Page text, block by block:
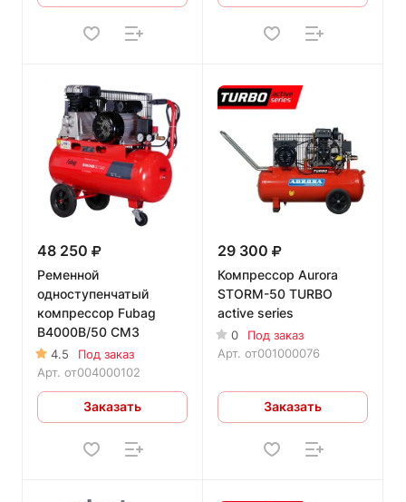
48 250
Ременной
одноступенчатый
компрессор Fubag
B4000B/50 CM3
4.5
Под заказ
Арт. от004000102
Заказать
29 300
Компрессор Aurora
STORM-50 TURBO
active series
0
Под заказ
Арт. от001000076
Заказать